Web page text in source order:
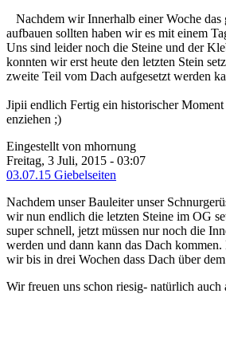
Nachdem wir Innerhalb einer Woche das
aufbauen sollten haben wir es mit einem
Uns sind leider noch die Steine und der
konnten wir erst heute den letzten Stein
zweite Teil vom Dach aufgesetzt werden
Jipii endlich Fertig ein historischer
enziehen ;)
Eingestellt von mhornung
Freitag, 3 Juli, 2015 - 03:07
03.07.15 Giebelseiten
Nachdem unser Bauleiter unser
wir nun endlich die letzten Steine im OG
super schnell, jetzt müssen nur noch die
werden und dann kann das Dach
wir bis in drei Wochen dass Dach über
Wir freuen uns schon riesig- natürlich auch